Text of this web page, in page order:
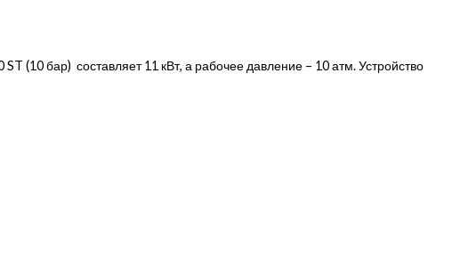
(10 бар) составляет 11 кВт, а рабочее давление – 10 атм. Устройство